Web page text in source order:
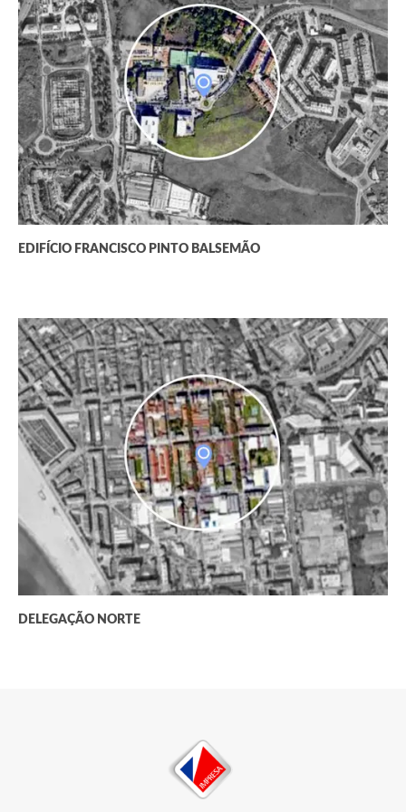
EDIFÍCIO FRANCISCO PINTO BALSEMÃO
DELEGAÇÃO NORTE